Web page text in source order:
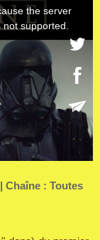
Chaîne : Toutes